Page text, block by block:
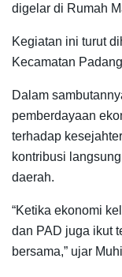
digelar di Rumah
Kegiatan ini turut
Kecamatan
Dalam
pemberdayaan
terhadap
kontribusi
daerah.
“Ketika ekonomi
dan PAD juga ikut
bersama,” ujar